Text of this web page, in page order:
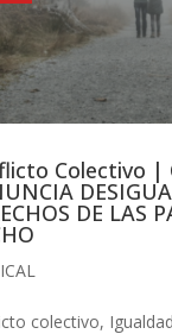
Colectivo |
DE LAS
colectivo, Igualdad